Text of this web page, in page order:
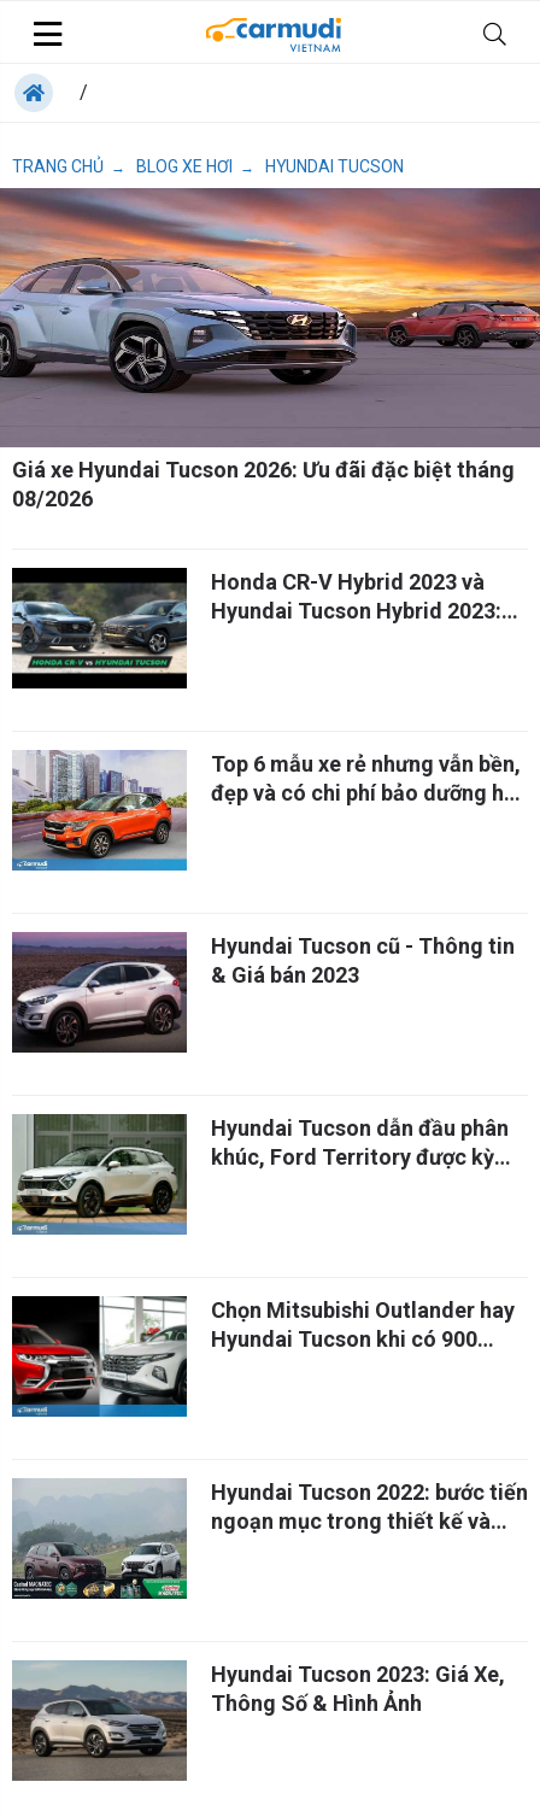
/
TRANG CHỦ → BLOG XE HƠI → HYUNDAI TUCSON
Giá xe Hyundai Tucson 2026: Ưu đãi đặc biệt tháng
08/2026
Honda CR-V Hybrid 2023 và
Hyundai Tucson Hybrid 2023:
Top 6 mẫu xe rẻ nhưng vẫn bền,
đẹp và có chi phí bảo dưỡng hợp
Hyundai Tucson cũ - Thông tin
& Giá bán 2023
Hyundai Tucson dẫn đầu phân
khúc, Ford Territory được kỳ
Chọn Mitsubishi Outlander hay
Hyundai Tucson khi có 900
Hyundai Tucson 2022: bước tiến
ngoạn mục trong thiết kế và
Hyundai Tucson 2023: Giá Xe,
Thông Số & Hình Ảnh